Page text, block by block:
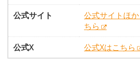
公式サイト
公式サイトほ
ちら
公式X
公式Xはこちら